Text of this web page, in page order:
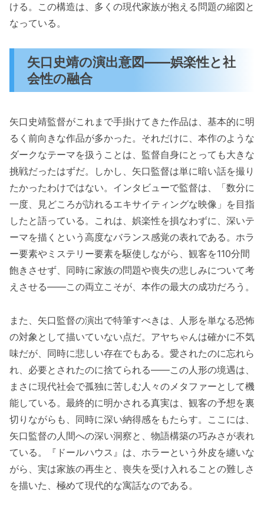
ける。この構造は、多くの現代家族が抱える問題の縮図と
なっている。
矢口史靖の演出意図——娯楽性と社
会性の融合
矢口史靖監督がこれまで手掛けてきた作品は、基本的に明
るく前向きな作品が多かった。それだけに、本作のような
ダークなテーマを扱うことは、監督自身にとっても大きな
挑戦だったはずだ。しかし、矢口監督は単に暗い話を撮り
たかったわけではない。インタビューで監督は、「数分に
一度、見どころが訪れるエキサイティングな映像」を目指
したと語っている。これは、娯楽性を損なわずに、深いテ
ーマを描くという高度なバランス感覚の表れである。ホラ
ー要素やミステリー要素を駆使しながら、観客を110分間
飽きさせず、同時に家族の問題や喪失の悲しみについて考
えさせる——この両立こそが、本作の最大の成功だろう。
また、矢口監督の演出で特筆すべきは、人形を単なる恐怖
の対象として描いていない点だ。アヤちゃんは確かに不気
味だが、同時に悲しい存在でもある。愛されたのに忘れら
れ、必要とされたのに捨てられる——この人形の境遇は、
まさに現代社会で孤独に苦しむ人々のメタファーとして機
能している。最終的に明かされる真実は、観客の予想を裏
切りながらも、同時に深い納得感をもたらす。ここには、
矢口監督の人間への深い洞察と、物語構築の巧みさが表れ
ている。『ドールハウス』は、ホラーという外皮を纏いな
がら、実は家族の再生と、喪失を受け入れることの難しさ
を描いた、極めて現代的な寓話なのである。